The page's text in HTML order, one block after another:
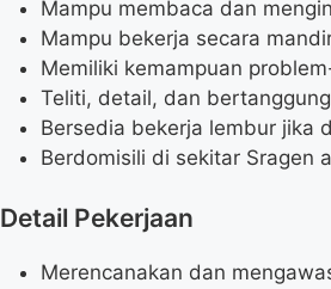
Mampu membaca dan
Mampu bekerja secara
Memiliki kemampuan
Teliti, detail, dan
Bersedia bekerja lembur jika
Berdomisili di sekitar Sragen
Detail Pekerjaan
Merencanakan dan